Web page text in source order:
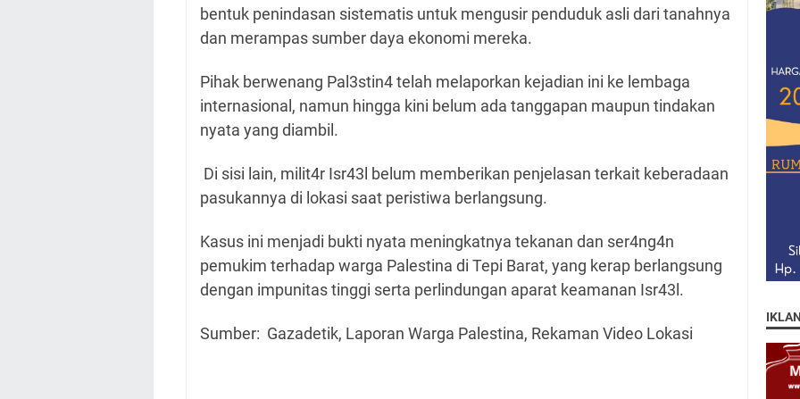
bentuk penindasan sistematis untuk mengusir penduduk asli dari tanahnya
dan merampas sumber daya ekonomi mereka.
Pihak berwenang Pal3stin4 telah melaporkan kejadian ini ke lembaga
internasional, namun hingga kini belum ada tanggapan maupun tindakan
nyata yang diambil.
Di sisi lain, milit4r Isr43l belum memberikan penjelasan terkait keberadaan
pasukannya di lokasi saat peristiwa berlangsung.
Kasus ini menjadi bukti nyata meningkatnya tekanan dan ser4ng4n
pemukim terhadap warga Palestina di Tepi Barat, yang kerap berlangsung
dengan impunitas tinggi serta perlindungan aparat keamanan Isr43l.
Sumber: Gazadetik, Laporan Warga Palestina, Rekaman Video Lokasi